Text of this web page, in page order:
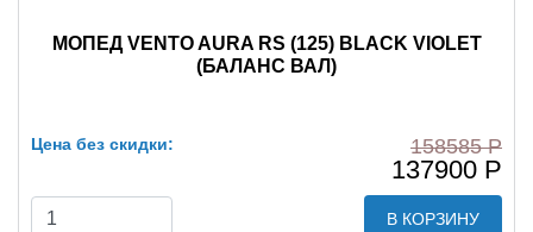
МОПЕД VENTO AURA RS (125) BLACK VIOLET
(БАЛАНС ВАЛ)
Цена без скидки: 158585 Р
137900 Р
В КОРЗИНУ